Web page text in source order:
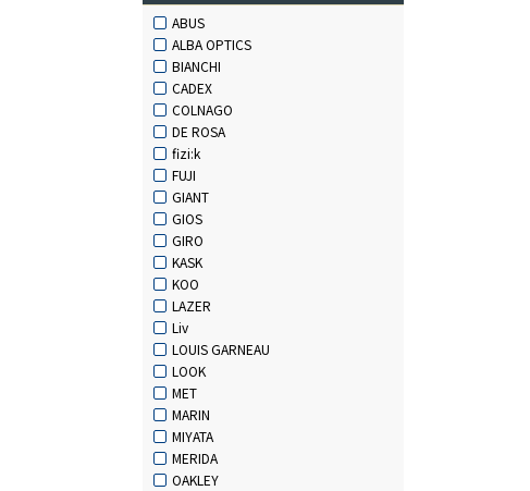
ABUS
ALBA OPTICS
BIANCHI
CADEX
COLNAGO
DE ROSA
fizi:k
FUJI
GIANT
GIOS
GIRO
KASK
KOO
LAZER
Liv
LOUIS GARNEAU
LOOK
MET
MARIN
MIYATA
MERIDA
OAKLEY